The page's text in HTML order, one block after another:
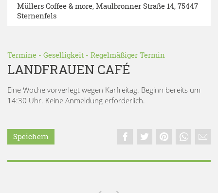
Müllers Coffee & more, Maulbronner Straße 14, 75447
Sternenfels
Termine - Geselligkeit - Regelmäßiger Termin
LANDFRAUEN CAFÉ
Eine Woche vorverlegt wegen Karfreitag. Beginn bereits um
14:30 Uhr. Keine Anmeldung erforderlich.
Speichern